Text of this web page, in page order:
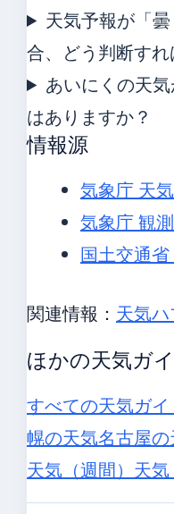
天気予報が「
合、どう判断す
あいにくの天
はありますか？
情報源
気象庁 天
気象庁 観
国土交通
関連情報： 天気
ほかの天気ガ
すべての天気ガイ
幌の天気名古屋の
天気（週間） 天気